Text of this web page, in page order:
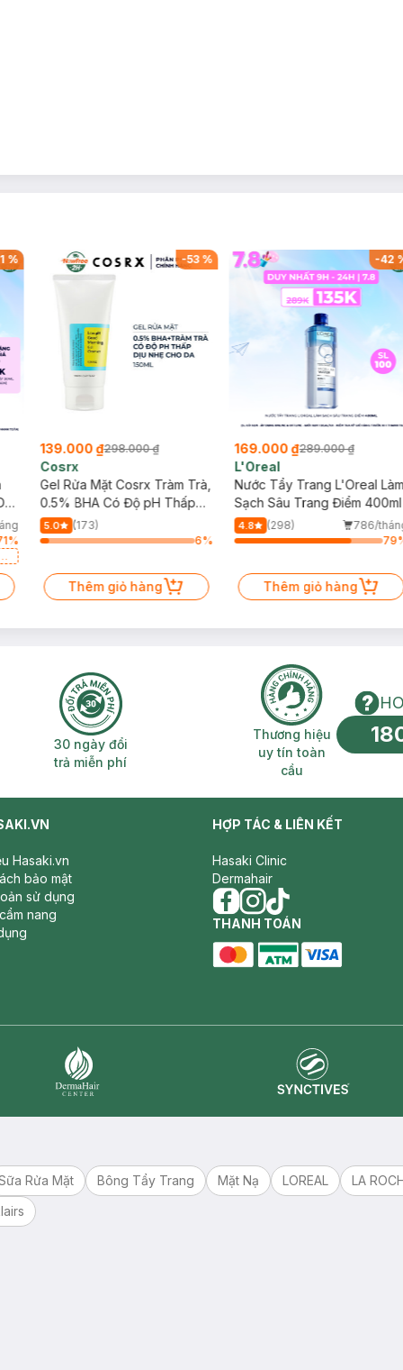
%
%
-53%
139.000 ₫298.000 ₫
Cosrx
Gel Rửa Mặt Cosrx Tràm Trà,
0.5% BHA Có Độ pH Thấp
150ml
5.0
(173)
6%
Thêm giỏ hàng
-42
169.000 ₫289.000 ₫
L'Oreal
Nước Tẩy Trang L'Oreal Làm
Sạch Sâu Trang Điểm 400ml
4.8 (298)
786/
79
Thêm giỏ hàng
30 ngày đổi trả miễn phí
30 ngày đổi
trả miễn phí
Thương hiệu uy
Thương hiệu
uy tín toàn
cầu
Hasaki.vn
bảo mật
sử dụng
nang
HỢP TÁC & LIÊN KẾT
Hasaki Clinic
Dermahair
facebook
instagram
tiktok
THANH TOÁN
Rửa Mặt Bông Tẩy Trang Mặt Nạ LOREAL LA